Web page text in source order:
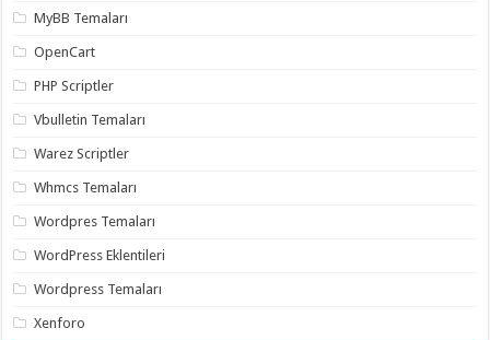
gaziantep
gaziantep
gaziantep
twitter
hilesi ,
takipçi
instagram
hilesi ,
MyBB Temaları
OpenCart
PHP Scriptler
Vbulletin Temaları
Warez Scriptler
Whmcs Temaları
Wordpres Temaları
WordPress Eklentileri
Wordpress Temaları
Xenforo